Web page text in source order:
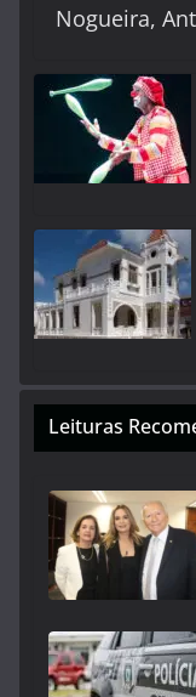
Nogueira,
Leituras